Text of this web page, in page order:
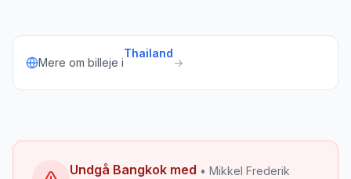
Mere om billeje i
Thailand
→
Undgå Bangkok med • Mikkel Frederik